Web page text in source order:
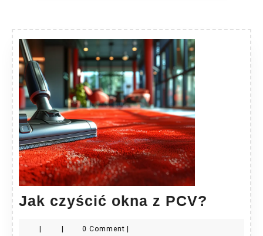
Jak czyścić okna z PCV?
czyścić
0 Comment